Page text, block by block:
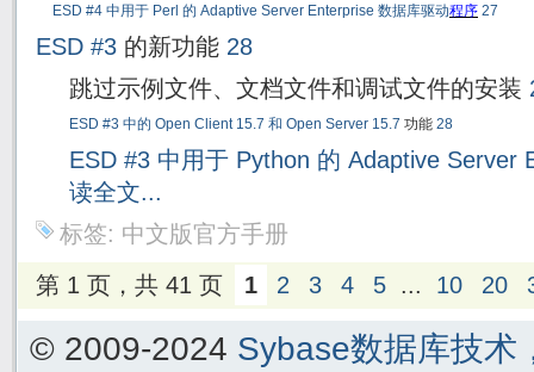
ESD #4 中用于 Perl 的 Adaptive Server Enterprise 数据库驱动程序 27
ESD #3 的新功能 28
跳过示例文件、文档文件和调试文件的安装
ESD #3 中的 Open Client 15.7 和 Open Server 15.7 功能 28
ESD #3 中用于 Python 的 Adaptive Server
读全文...
标签: 中文版官方手册
第 1 页，共 41 页
1 2 3 4 5 ... 10 20
© 2009-2024 Sybase数据库技术